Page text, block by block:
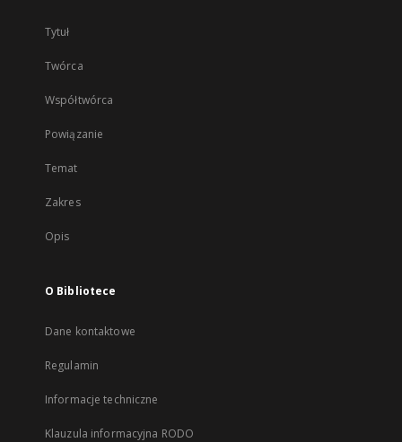
Tytuł
Twórca
Współtwórca
Powiązanie
Temat
Zakres
Opis
O Bibliotece
Dane kontaktowe
Regulamin
Informacje techniczne
Klauzula informacyjna RODO